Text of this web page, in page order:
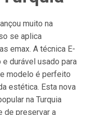
muito na
se aplica
emax. A técnica E-
durável usado para
modelo é perfeito
estética. Esta nova
na Turquia
de preservar a